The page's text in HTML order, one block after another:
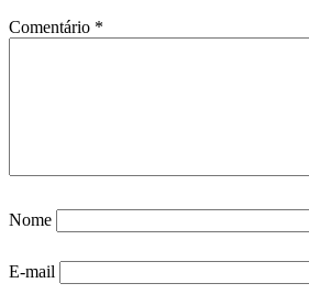
Comentário *
Nome
E-mail